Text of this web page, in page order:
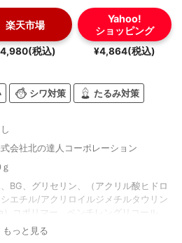
楽天市場
税込)
Yahoo!
ショッピング
¥4,864(税込)
シワ対策 たるみ対策
会社北の達人コーポレーション
BG、グリセリン、（アクリル酸ヒドロ
エチル/アクリロイルジメチルタウリン
）コポリマー、ペンチレングリコール、
ムノキ樹皮エキス、カラスムギ穀粒エキ
もっと見る